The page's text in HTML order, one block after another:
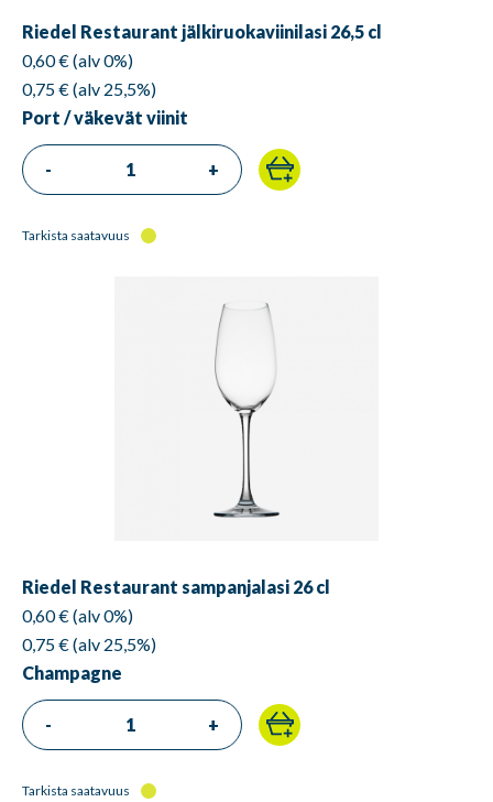
Riedel Restaurant jälkiruokaviinilasi 26,5 cl
0,60 € (alv 0%)
0,75 € (alv 25,5%)
Port / väkevät viinit
- +
Tarkista saatavuus
Riedel Restaurant sampanjalasi 26 cl
0,60 € (alv 0%)
0,75 € (alv 25,5%)
Champagne
- +
Tarkista saatavuus